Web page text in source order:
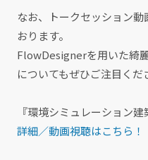
なお、トークセッション
おります。
FlowDesignerを用いた綺
についてもぜひご注目くだ
『環境シミュレーション
詳細／動画視聴はこちら！